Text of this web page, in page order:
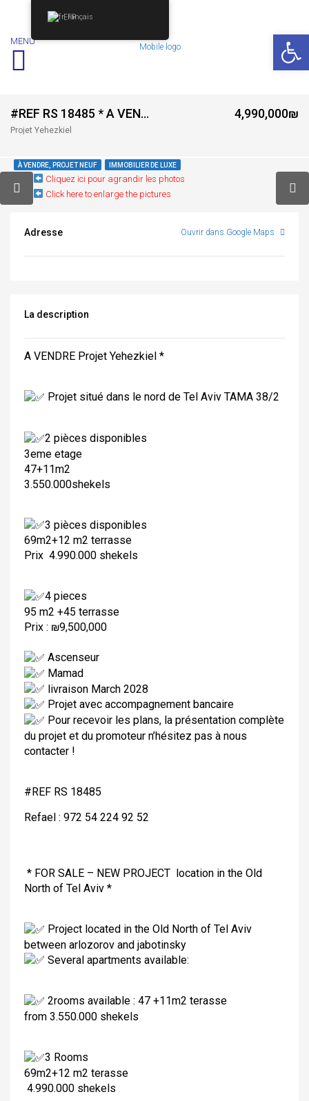
MENU
#REF RS 18485 * A VENDRE PROJET YEHEZKIEL – OLD NORTH – TEL AVIV *
Projet Yehezkiel
4,990,000₪
À VENDRE, PROJET NEUF IMMOBILIER DE LUXE
Cliquez ici pour agrandir les photos
Click here to enlarge the pictures
Adresse Ouvrir dans Google Maps
La description
A VENDRE Projet Yehezkiel *
Projet situé dans le nord de Tel Aviv TAMA 38/2
2 pièces disponibles
3eme etage
47+11m2
3.550.000shekels
3 pièces disponibles
69m2+12 m2 terrasse
Prix 4.990.000 shekels
4 pieces
95 m2 +45 terrasse
Prix : ₪9,500,000
Ascenseur
Mamad
livraison March 2028
Projet avec accompagnement bancaire
Pour recevoir les plans, la présentation complète
du projet et du promoteur n’hésitez pas à nous
contacter !
#REF RS 18485
Refael : 972 54 224 92 52
* FOR SALE – NEW PROJECT location in the Old
North of Tel Aviv *
Project located in the Old North of Tel Aviv
between arlozorov and jabotinsky
Several apartments available:
2rooms available : 47 +11m2 terasse
from 3.550.000 shekels
3 Rooms
69m2+12 m2 terasse
4.990.000 shekels
Français